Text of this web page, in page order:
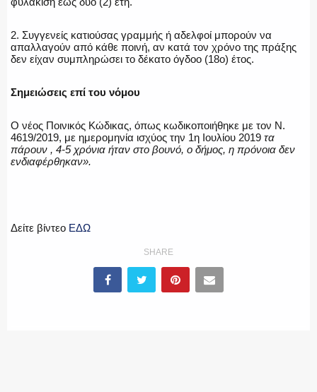
2. Συγγενείς κατιούσας γραμμής ή αδελφοί μπορούν να
απαλλαγούν από κάθε ποινή, αν κατά τον χρόνο της πράξης
δεν είχαν συμπληρώσει το δέκατο όγδοο (18ο) έτος.
Σημειώσεις επί του νόμου
Ο νέος Ποινικός Κώδικας, όπως κωδικοποιήθηκε με τον Ν.
4619/2019, με ημερομηνία ισχύος την 1η Ιουλίου 2019 τα
πάρουν , 4-5 χρόνια ήταν στο βουνό, ο δήμος, η πρόνοια δεν
ενδιαφέρθηκαν».
Δείτε βίντεο ΕΔΩ
SHARE